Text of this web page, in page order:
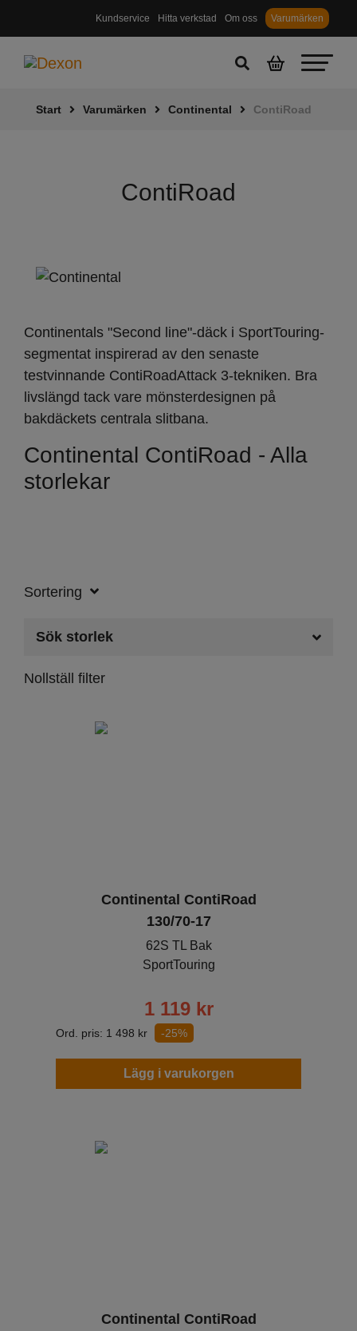
Kundservice Hitta verkstad Om oss Varumärken
Start Varumärken Continental ContiRoad
ContiRoad
Continentals "Second line"-däck i SportTouring-
segmentat inspirerad av den senaste
testvinnande ContiRoadAttack 3-tekniken. Bra
livslängd tack vare mönsterdesignen på
bakdäckets centrala slitbana.
Continental ContiRoad - Alla
storlekar
Sortering
Sök storlek
Nollställ filter
Continental ContiRoad
130/70-17
62S TL Bak
SportTouring
1 119kr
Ord. pris: 1 498 kr -25%
Lägg i varukorgen
Continental ContiRoad